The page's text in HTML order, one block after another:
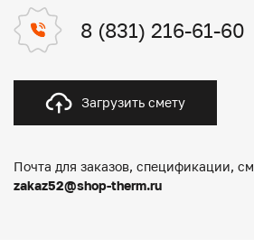
8 (831) 216-61-60
Загрузить смету
Почта для заказов, спецификации,
zakaz52@shop-therm.ru